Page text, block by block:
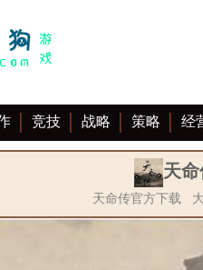
竞技 战略 策略 经
天
天命传官方下载